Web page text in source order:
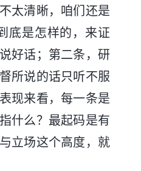
太清晰，咱们还是
底是怎样的，来证
好话；第二条，研
所说的话只听不服
现来看，每一条是
什么？最起码是有
立场这个高度，就